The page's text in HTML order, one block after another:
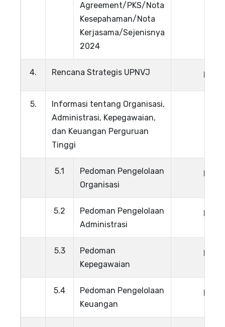
Agreement/PKS/Nota
Kesepahaman/Nota
Kerjasama/Sejenisnya
2024
4. Rencana Strategis UPNVJ Lihat
5.
Informasi tentang Organisasi,
Administrasi, Kepegawaian,
dan Keuangan Perguruan
Tinggi
5.1
Pedoman Pengelolaan
Organisasi
Lihat
5.2
Pedoman Pengelolaan
Administrasi
Lihat
5.3
Pedoman
Kepegawaian
Lihat
5.4
Pedoman Pengelolaan
Keuangan
Lihat